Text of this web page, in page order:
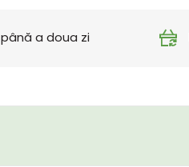
până a doua zi